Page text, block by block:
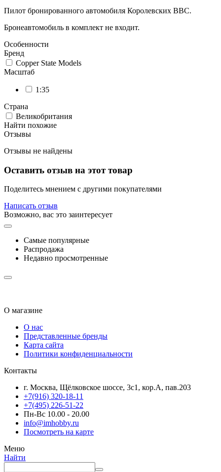
Пилот бронированного автомобиля Королевских ВВС.
Бронеавтомобиль в комплект не входит.
Особенности
Бренд
Copper State Models
Масштаб
1:35
Страна
Великобритания
Найти похожие
Отзывы
Отзывы не найдены
Оставить отзыв на этот товар
Поделитесь мнением с другими покупателями
Написать отзыв
Возможно, вас это заинтересует
Самые популярные
Распродажа
Недавно просмотренные
О магазине
О нас
Представленные бренды
Карта сайта
Политики конфиденциальности
Контакты
г. Москва, Щёлковское шоссе, 3с1, кор.А, пав.203
+7(916) 320-18-11
+7(495) 226-51-22
Пн-Вс 10.00 - 20.00
info@imhobby.ru
Посмотреть на карте
Меню
Найти